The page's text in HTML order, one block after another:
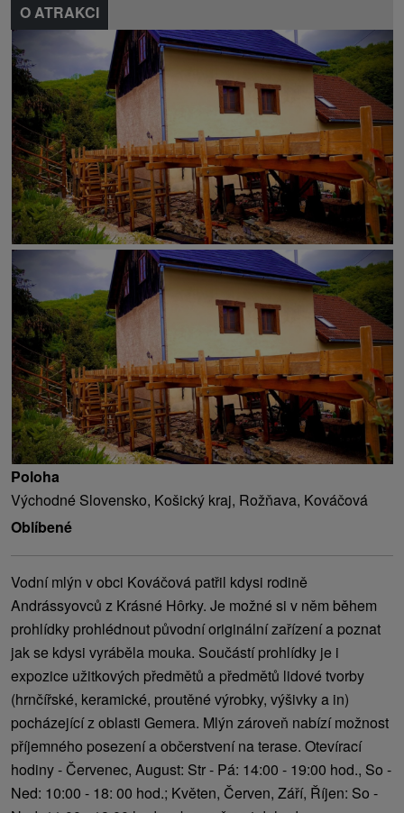
O ATRAKCI
Poloha
Východné Slovensko, Košický kraj, Rožňava, Kováčová
Oblíbené
Vodní mlýn v obci Kováčová patřil kdysi rodině
Andrássyovců z Krásné Hôrky. Je možné si v něm během
prohlídky prohlédnout původní originální zařízení a poznat
jak se kdysi vyráběla mouka. Součástí prohlídky je i
expozice užitkových předmětů a předmětů lidové tvorby
(hrnčířské, keramické, proutěné výrobky, výšivky a in)
pocházející z oblasti Gemera. Mlýn zároveň nabízí možnost
příjemného posezení a občerstvení na terase. Otevírací
hodiny - Červenec, August: Str - Pá: 14:00 - 19:00 hod., So -
Ned: 10:00 - 18: 00 hod.; Květen, Červen, Září, Říjen: So -